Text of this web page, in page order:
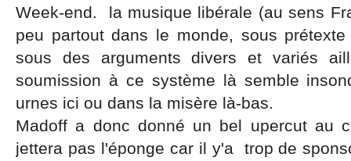
Week-end. la musique libérale (au sens
peu partout dans le monde, sous
sous des arguments divers et variés
soumission à ce système là semble
urnes ici ou dans la misère là-bas.
Madoff a donc donné un bel upercut au
jettera pas l'éponge car il y'a trop de